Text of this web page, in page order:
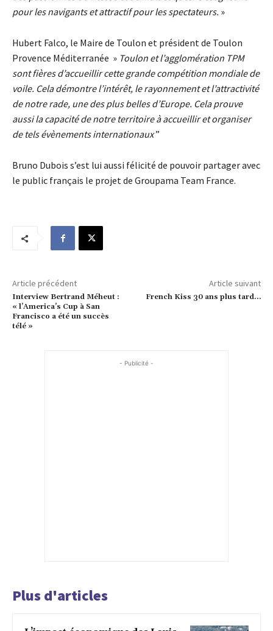
pour les navigants et attractif pour les spectateurs. »
Hubert Falco, le Maire de Toulon et président de Toulon
Provence Méditerranée » Toulon et l’agglomération TPM
sont fières d’accueillir cette grande compétition mondiale de
voile. Cela démontre l’intérêt, le rayonnement et l’attractivité
de notre rade, une des plus belles d’Europe. Cela prouve
aussi la capacité de notre territoire à accueillir et organiser
de tels évènements internationaux”
Bruno Dubois s’est lui aussi félicité de pouvoir partager avec
le public français le projet de Groupama Team France.
Article précédent
Interview Bertrand Méheut :
« l’America’s Cup à San
Francisco a été un succès
télé »
Article suivant
French Kiss 30 ans plus tard…
- Publicité -
Plus d'articles